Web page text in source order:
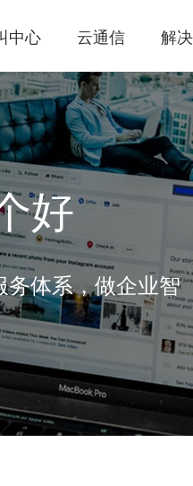
中心 云通信 解
好
体系，做企业智